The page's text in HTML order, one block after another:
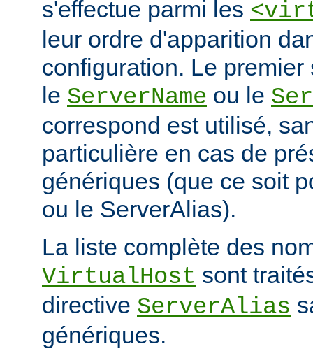
s'effectue parmi les
leur ordre d'apparition
configuration. Le
le ServerName ou le
correspond est utilisé,
particulière en cas de
génériques (que ce soit
ou le ServerAlias).
La liste complète des
VirtualHost sont
directive ServerAlias
génériques.